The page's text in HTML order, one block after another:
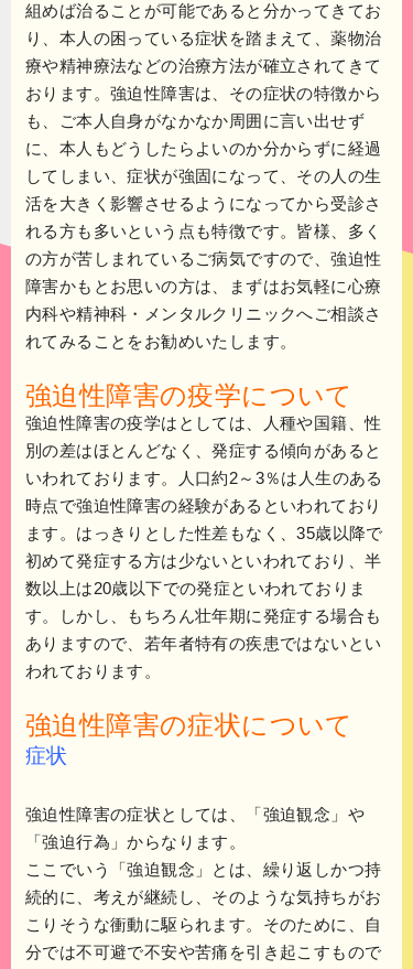
組めば治ることが可能であると分かってきてお
り、本人の困っている症状を踏まえて、薬物治
療や精神療法などの治療方法が確立されてきて
おります。強迫性障害は、その症状の特徴から
も、ご本人自身がなかなか周囲に言い出せず
に、本人もどうしたらよいのか分からずに経過
してしまい、症状が強固になって、その人の生
活を大きく影響させるようになってから受診さ
れる方も多いという点も特徴です。皆様、多く
の方が苦しまれているご病気ですので、強迫性
障害かもとお思いの方は、まずはお気軽に心療
内科や精神科・メンタルクリニックへご相談さ
れてみることをお勧めいたします。
強迫性障害の疫学について
強迫性障害の疫学はとしては、人種や国籍、性
別の差はほとんどなく、発症する傾向があると
いわれております。人口約2～3％は人生のある
時点で強迫性障害の経験があるといわれており
ます。はっきりとした性差もなく、35歳以降で
初めて発症する方は少ないといわれており、半
数以上は20歳以下での発症といわれておりま
す。しかし、もちろん壮年期に発症する場合も
ありますので、若年者特有の疾患ではないとい
われております。
強迫性障害の症状について
症状
強迫性障害の症状としては、「強迫観念」や
「強迫行為」からなります。
ここでいう「強迫観念」とは、繰り返しかつ持
続的に、考えが継続し、そのような気持ちがお
こりそうな衝動に駆られます。そのために、自
分では不可避で不安や苦痛を引き起こすもので